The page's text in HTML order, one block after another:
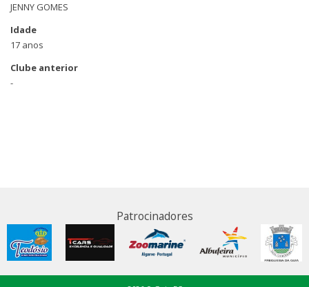
JENNY GOMES
Idade
17 anos
Clube anterior
-
Patrocinadores